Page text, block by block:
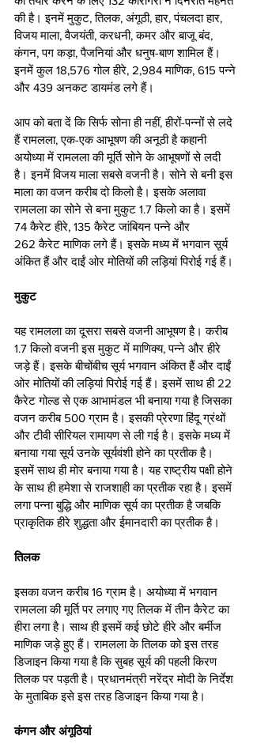
की है। इनमें मुकुट, तिलक, अंगूठी, हार, पंचलदा हार,
विजय माला, वैजयंती, करधनी, कमर और बाजू बंद,
कंगन, पग कड़ा, पैजनियां और धनुष-बाण शामिल हैं।
इनमें कुल 18,576 गोल हीरे, 2,984 माणिक, 615 पन्ने
और 439 अनकट डायमंड लगे हैं।
आप को बता दें कि सिर्फ सोना ही नहीं, हीरों-पन्नों से लदे
हैं रामलला, एक-एक आभूषण की अनूठी है कहानी
अयोध्या में रामलला की मूर्ति सोने के आभूषणों से लदी
है। इनमें विजय माला सबसे वजनी है। सोने से बनी इस
माला का वजन करीब दो किलो है। इसके अलावा
रामलला का सोने से बना मुकुट 1.7 किलो का है। इसमें
74 कैरेट हीरे, 135 कैरेट जांबियन पन्ने और
262 कैरेट माणिक लगे हैं। इसके मध्य में भगवान सूर्य
अंकित हैं और दाईं ओर मोतियों की लड़ियां पिरोई गई हैं।
मुकुट​
यह रामलला का दूसरा सबसे वजनी आभूषण है। करीब
1.7 किलो वजनी इस मुकुट में माणिक्य, पन्ने और हीरे
जड़े हैं। इसके बीचोंबीच सूर्य भगवान अंकित हैं और दाईं
ओर मोतियों की लड़ियां पिरोई गई हैं। इसमें साथ ही 22
कैरेट गोल्ड से एक आभामंडल भी बनाया गया है जिसका
वजन करीब 500 ग्राम है। इसकी प्रेरणा हिंदू ग्रंथों
और टीवी सीरियल रामायण से ली गई है। इसके मध्य में
बनाया गया सूर्य उनके सूर्यवंशी होने का प्रतीक है।
इसमें साथ ही मोर बनाया गया है। यह राष्ट्रीय पक्षी होने
के साथ ही हमेशा से राजशाही का प्रतीक रहा है। इसमें
लगा पन्ना बुद्धि और माणिक सूर्य का प्रतीक है जबकि
प्राकृतिक हीरे शुद्धता और ईमानदारी का प्रतीक है।
तिलक
इसका वजन करीब 16 ग्राम है। अयोध्या में भगवान
रामलला की मूर्ति पर लगाए गए तिलक में तीन कैरेट का
हीरा लगा है। साथ ही इसमें कई छोटे हीरे और बर्मीज
माणिक जड़े हुए हैं। रामलला के तिलक को इस तरह
डिजाइन किया गया है कि सुबह सूर्य की पहली किरण
तिलक पर पड़ती है। प्रधानमंत्री नरेंद्र मोदी के निर्देश
के मुताबिक इसे इस तरह डिजाइन किया गया है।
कंगन और अंगूठियां